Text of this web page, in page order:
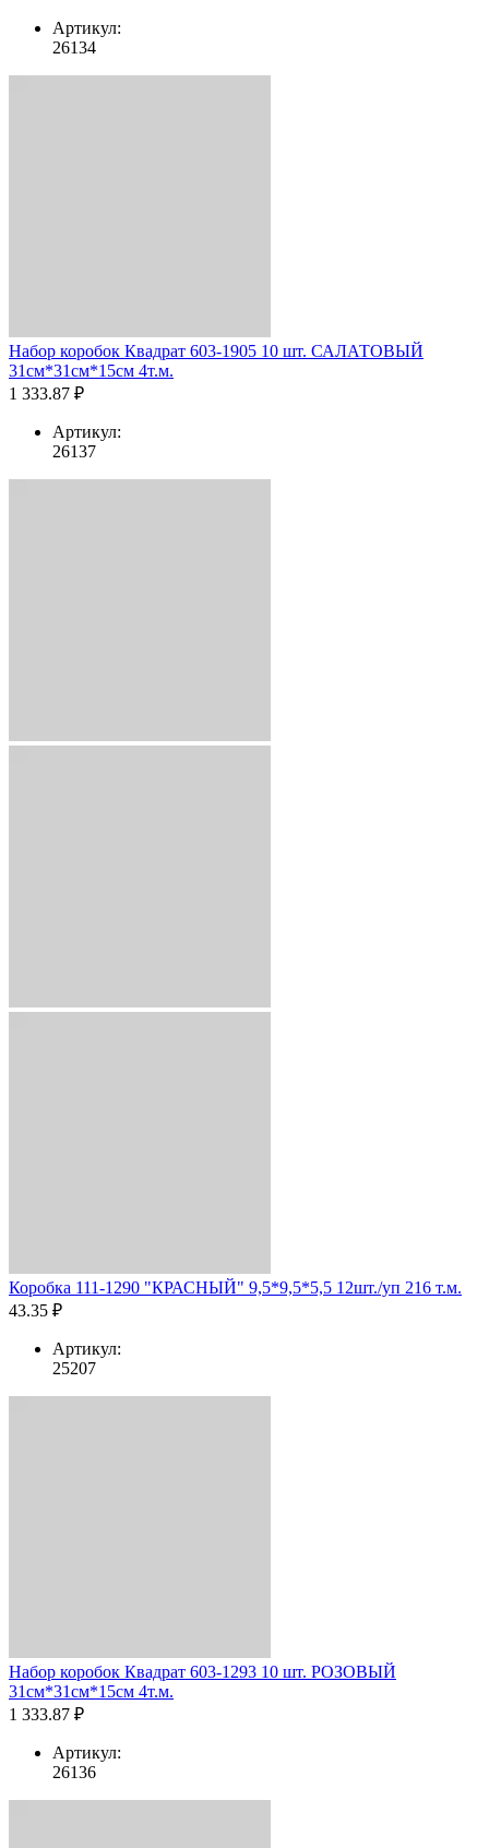
Артикул:
26134
Набор коробок Квадрат 603-1905 10 шт. САЛАТОВЫЙ
31см*31см*15см 4т.м.
1 333.87 ₽
Артикул:
26137
Коробка 111-1290 "КРАСНЫЙ" 9,5*9,5*5,5 12шт./уп 216 т.м.
43.35 ₽
Артикул:
25207
Набор коробок Квадрат 603-1293 10 шт. РОЗОВЫЙ
31см*31см*15см 4т.м.
1 333.87 ₽
Артикул:
26136